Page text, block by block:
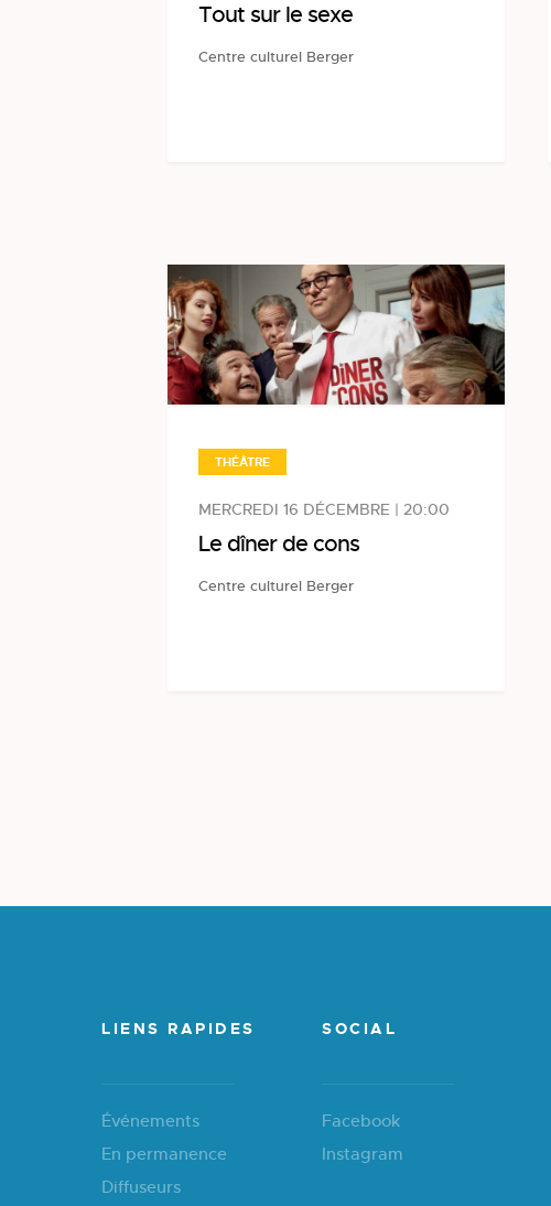
Tout sur le sexe
Centre culturel Berger
THÉÂTRE
MERCREDI 16 DÉCEMBRE | 20:00
Le dîner de cons
Centre culturel Berger
LIENS RAPIDES
Événements
En permanence
Diffuseurs
SOCIAL
Facebook
Instagram